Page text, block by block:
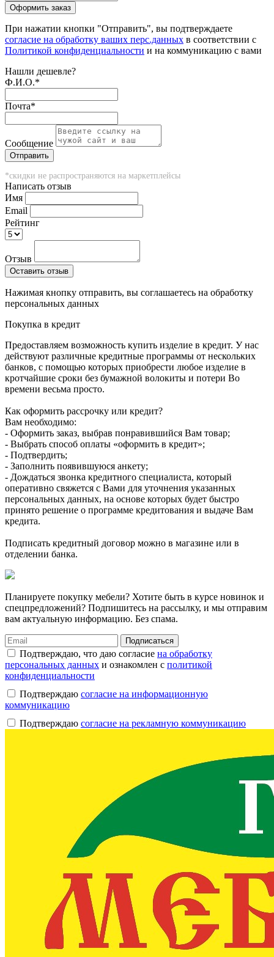
При нажатии кнопки "Отправить", вы подтверждаете
согласие на обработку ваших перс.данных в соответствии с
Политикой конфиденциальности и на коммуникацию с вами
Нашли дешевле?
Ф.И.О.*
Почта*
Сообщение
*скидки не распространяются на маркетплейсы
Написать отзыв
Имя
Email
Рейтинг
Отзыв
Нажимая кнопку отправить, вы соглашаетесь на обработку
персональных данных
Покупка в кредит
Предоставляем возможность купить изделие в кредит. У нас
действуют различные кредитные программы от нескольких
банков, с помощью которых приобрести любое изделие в
кротчайшие сроки без бумажной волокиты и потери Во
времени весьма просто.
Как оформить рассрочку или кредит?
Вам необходимо:
- Оформить заказ, выбрав понравившийся Вам товар;
- Выбрать способ оплаты «оформить в кредит»;
- Подтвердить;
- Заполнить появившуюся анкету;
- Дождаться звонка кредитного специалиста, который
оперативно свяжется с Вами для уточнения указанных
персональных данных, на основе которых будет быстро
принято решение о программе кредитования и выдаче Вам
кредита.
Подписать кредитный договор можно в магазине или в
отделении банка.
Планируете покупку мебели? Хотите быть в курсе новинок и
спецпредложений? Подпишитесь на рассылку, и мы отправим
вам актуальную информацию. Без спама.
Подписаться
Подтверждаю, что даю согласие на обработку
персональных данных и ознакомлен с политикой
конфиденциальности
Подтверждаю согласие на информационную
коммуникацию
Подтверждаю согласие на рекламную коммуникацию